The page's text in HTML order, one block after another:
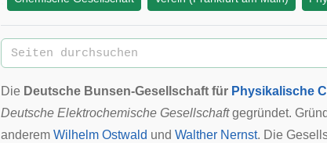
Die Deutsche Bunsen-Gesellschaft für Physikalische
Deutsche Elektrochemische Gesellschaftgegründet.
anderem Wilhelm Ostwald und Walther Nernst. Die